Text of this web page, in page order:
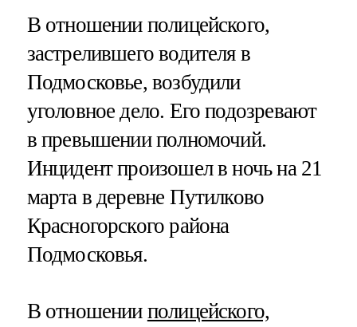
В отношении полицейского,
застрелившего водителя в
Подмосковье, возбудили
уголовное дело. Его подозревают
в превышении полномочий.
Инцидент произошел в ночь на 21
марта в деревне Путилково
Красногорского района
Подмосковья.
В отношении полицейского,